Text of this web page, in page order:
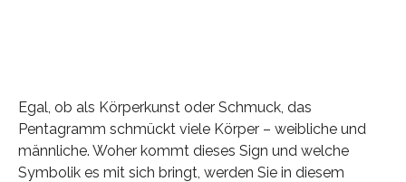
Egal, ob als Körperkunst oder Schmuck, das
Pentagramm schmückt viele Körper – weibliche und
männliche. Woher kommt dieses Sign und welche
Symbolik es mit sich bringt, werden Sie in diesem